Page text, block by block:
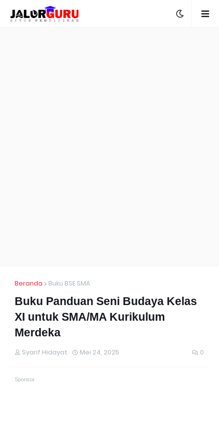
Beranda Buku BSE SMA
Buku Panduan Seni Budaya Kelas
XI untuk SMA/MA Kurikulum
Merdeka
Syarif Hidayat Mei 24, 2025 0
Sponsor